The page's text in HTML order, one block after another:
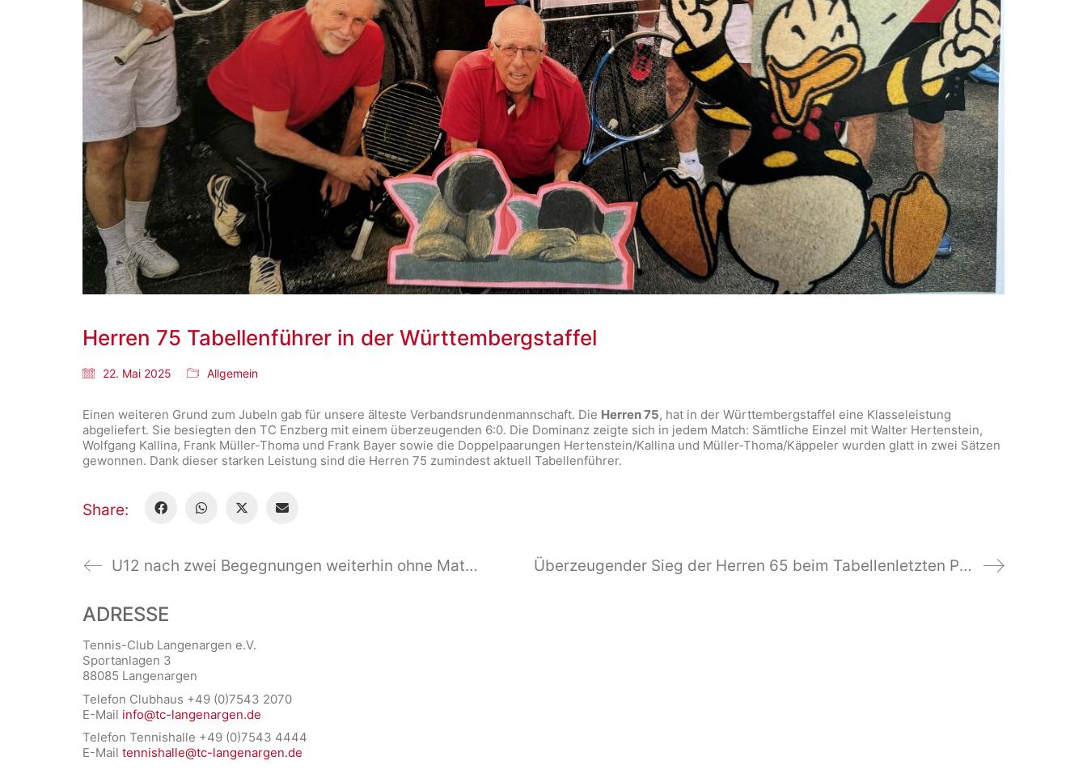
Herren 75 Tabellenführer in der Württembergstaffel
22. Mai 2025 Allgemein
Einen weiteren Grund zum Jubeln gab für unsere älteste Verbandsrundenmannschaft. Die Herren 75, hat in der Württembergstaffel eine Klasseleistung
abgeliefert. Sie besiegten den TC Enzberg mit einem überzeugenden 6:0. Die Dominanz zeigte sich in jedem Match: Sämtliche Einzel mit Walter Hertenstein,
Wolfgang Kallina, Frank Müller-Thoma und Frank Bayer sowie die Doppelpaarungen Hertenstein/Kallina und Müller-Thoma/Käppeler wurden glatt in zwei Sätzen
gewonnen. Dank dieser starken Leistung sind die Herren 75 zumindest aktuell Tabellenführer.
Share:
U12 nach zwei Begegnungen weiterhin ohne Matchverlust Überzeugender Sieg der Herren 65 beim Tabellenletzten Plochingen
ADRESSE
Tennis-Club Langenargen e.V.
Sportanlagen 3
88085 Langenargen
Telefon Clubhaus +49 (0)7543 2070
E-Mail info@tc-langenargen.de
Telefon Tennishalle +49 (0)7543 4444
E-Mail tennishalle@tc-langenargen.de